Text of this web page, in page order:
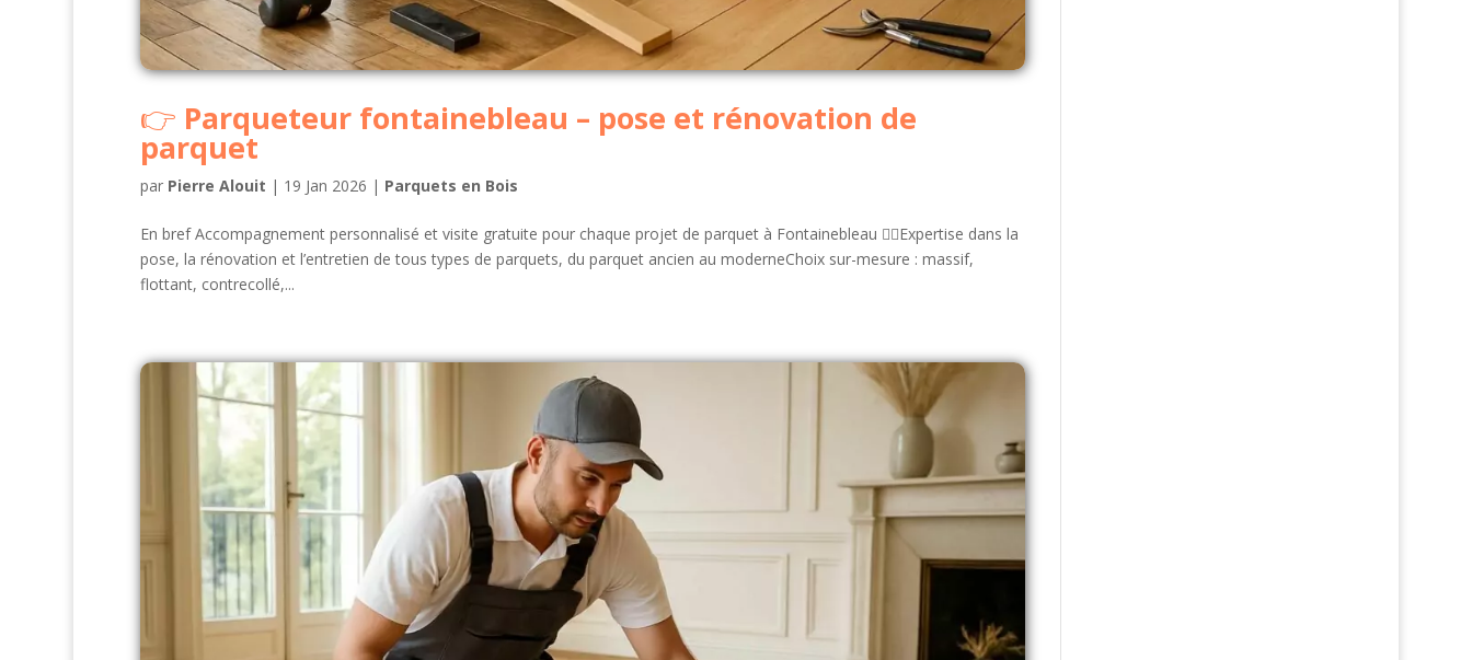
Parqueteur fontainebleau – pose et rénovation de
parquet
par Pierre Alouit | 19 Jan 2026 | Parquets en Bois
En bref Accompagnement personnalisé et visite gratuite pour chaque projet de parquet à Fontainebleau 👷‍♂️Expertise dans la
pose, la rénovation et l’entretien de tous types de parquets, du parquet ancien au moderneChoix sur-mesure : massif,
flottant, contrecollé,...